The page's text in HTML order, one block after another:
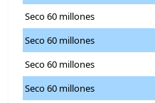
Seco 60 millones
Seco 60 millones
Seco 60 millones
Seco 60 millones